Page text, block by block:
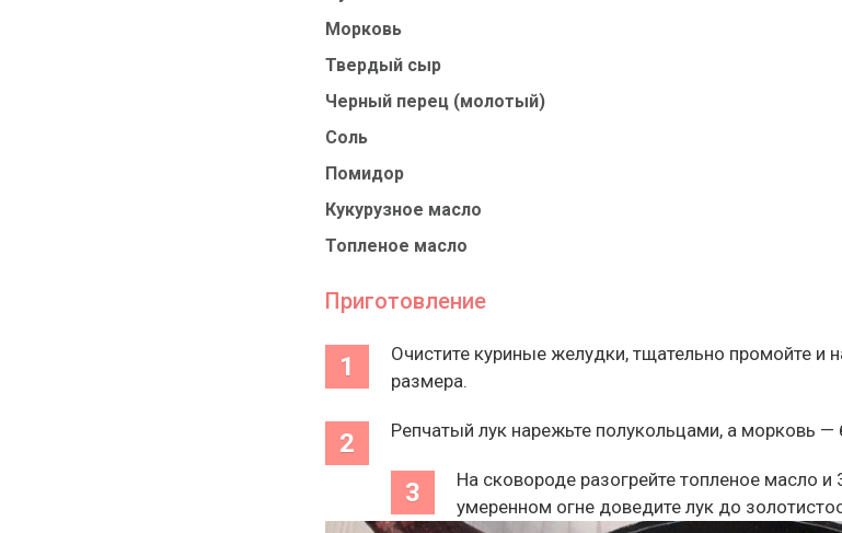
Морковь
Твердый сыр
Черный перец (молотый)
Соль
Помидор
Кукурузное масло
Топленое масло
Приготовление
Очистите куриные желудки, тщательно промойте и
размера.
Репчатый лук нарежьте полукольцами, а морковь —
На сковороде разогрейте топленое масло и
умеренном огне доведите лук до